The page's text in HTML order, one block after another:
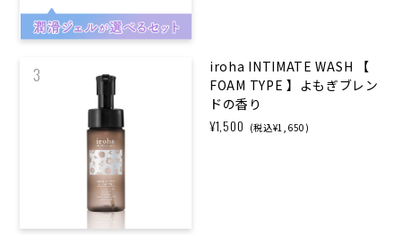
3
iroha INTIMATE WASH 【
FOAM TYPE 】よもぎブレン
ドの香り
¥1,500 (税込¥1,650)